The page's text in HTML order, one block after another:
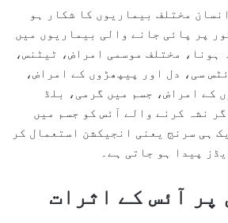
مختلف بیماریوں کا شکار ہو
پر پائی جانے والی بیماریوں میں
ہونا، مختلف موسمی امراض، ٹیٹنس،
سی، دل اور پیپھڑوں کے امراض،
کے امراض، جسم میں گرمی، بلڈ
نشہ کرنے والے آئس کو جسم میں
ہی سرنج یعنی انجیکشن استعمال کر
پیدا ہو جاتی ہے۔
پر آئس کے اثرات